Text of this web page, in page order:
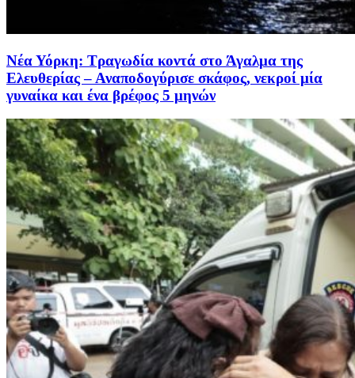
Νέα Υόρκη: Τραγωδία κοντά στο Άγαλμα της
Ελευθερίας – Αναποδογύρισε σκάφος, νεκροί μία
γυναίκα και ένα βρέφος 5 μηνών